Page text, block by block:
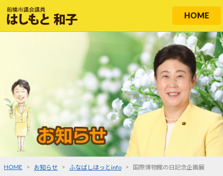
HOME
HOME > お知らせ > ふなばしほっとinfo > 国際博物館の日記念企画展